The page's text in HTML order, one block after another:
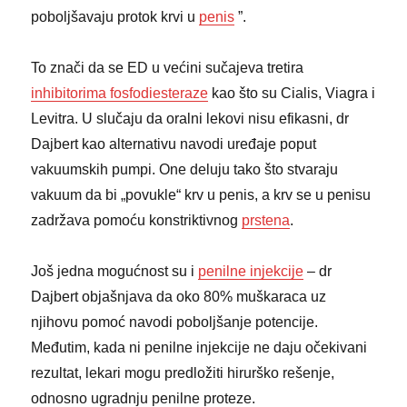
poboljšavaju protok krvi u penis ”.
To znači da se ED u većini sučajeva tretira
inhibitorima fosfodiesteraze kao što su Cialis, Viagra i
Levitra. U slučaju da oralni lekovi nisu efikasni, dr
Dajbert kao alternativu navodi uređaje poput
vakuumskih pumpi. One deluju tako što stvaraju
vakuum da bi „povukle“ krv u penis, a krv se u penisu
zadržava pomoću konstriktivnog prstena.
Još jedna mogućnost su i penilne injekcije – dr
Dajbert objašnjava da oko 80% muškaraca uz
njihovu pomoć navodi poboljšanje potencije.
Međutim, kada ni penilne injekcije ne daju očekivani
rezultat, lekari mogu predložiti hirurško rešenje,
odnosno ugradnju penilne proteze.